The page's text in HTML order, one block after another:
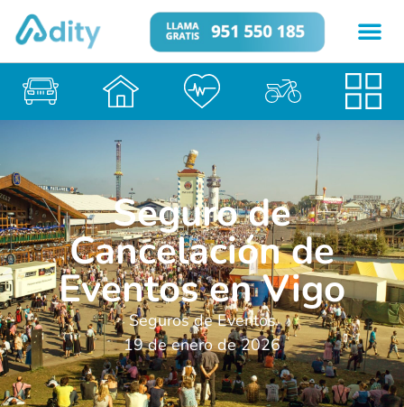
Seguro de
Cancelación de
Eventos en Vigo
Seguros de Eventos
19 de enero de 2026